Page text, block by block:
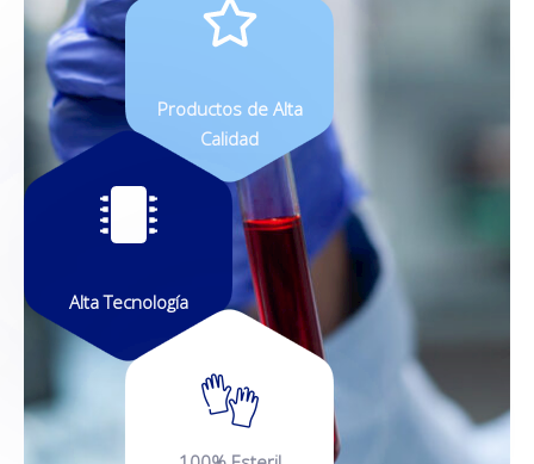
Productos de Alta
Calidad
Alta Tecnología